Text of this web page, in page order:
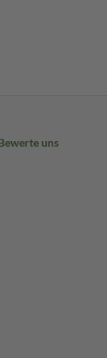
uns